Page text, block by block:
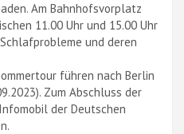
Am Bahnhofsvorplatz
11.00 Uhr und 15.00 Uhr
und deren
führen nach Berlin
Zum Abschluss der
der Deutschen